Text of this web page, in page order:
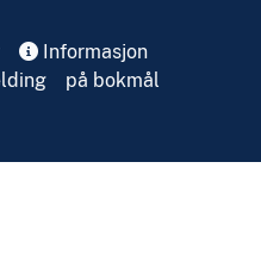
Informasjon
på bokmål